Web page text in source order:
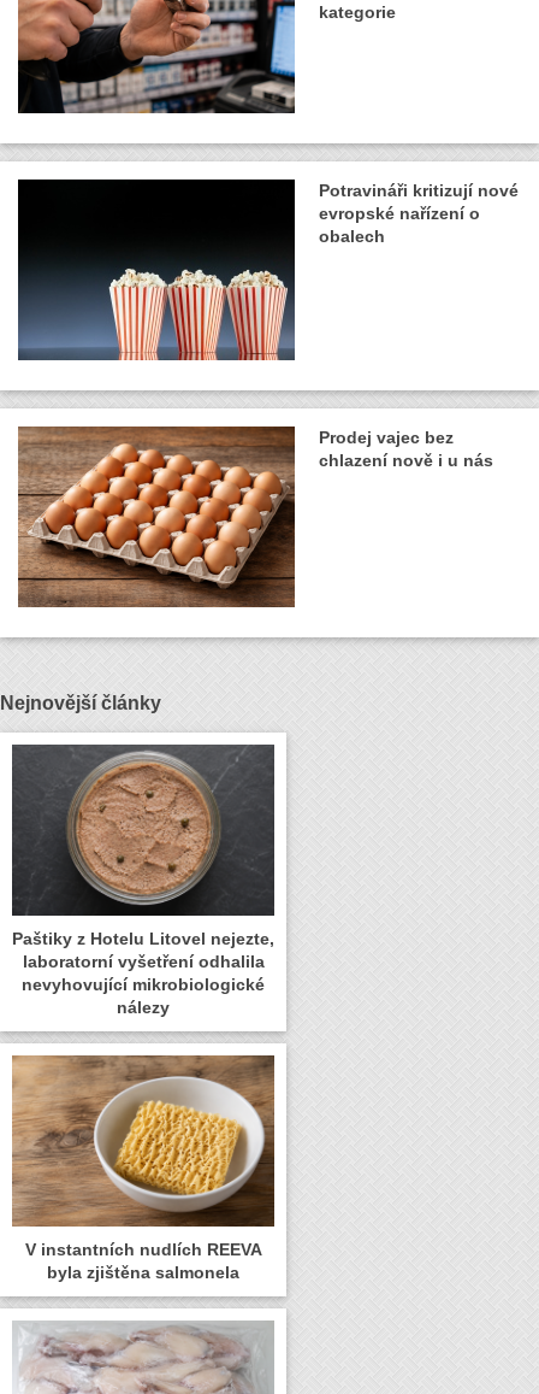
kategorie
Potravináři kritizují nové
evropské nařízení o
obalech
Prodej vajec bez
chlazení nově i u nás
Nejnovější články
Paštiky z Hotelu Litovel nejezte,
laboratorní vyšetření odhalila
nevyhovující mikrobiologické
nálezy
V instantních nudlích REEVA
byla zjištěna salmonela